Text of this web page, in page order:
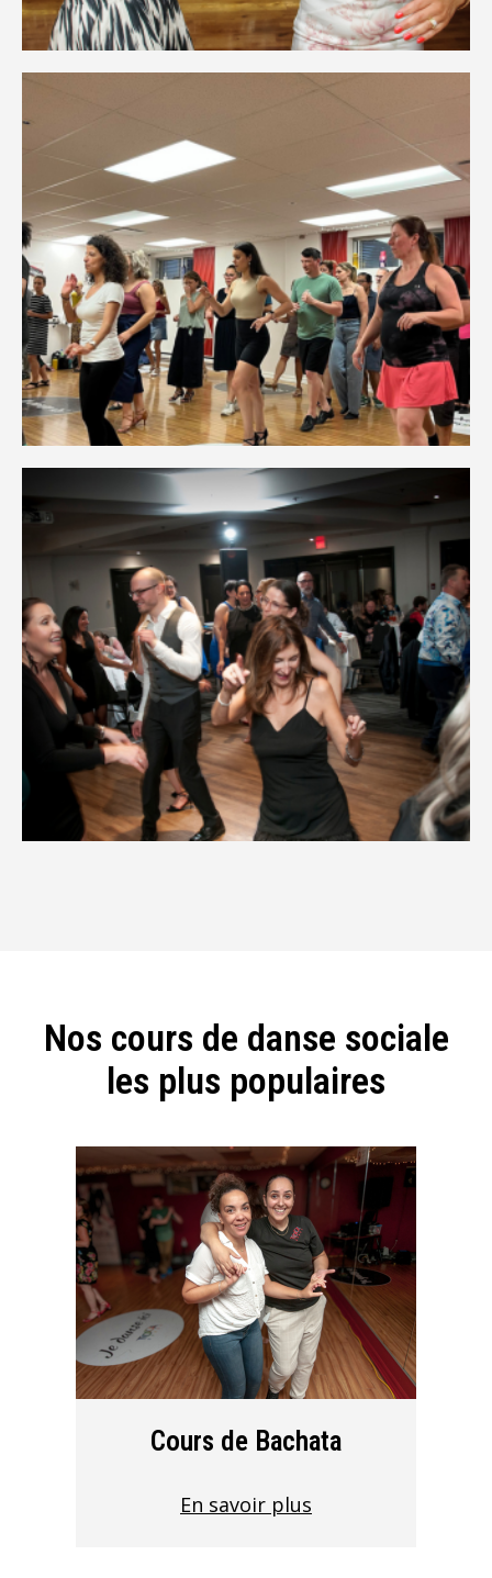
Nos cours de danse sociale
les plus populaires
Cours de Bachata
En savoir plus